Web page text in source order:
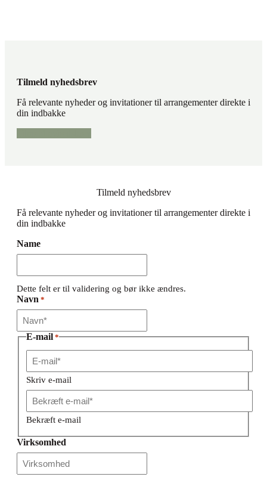
Tilmeld nyhedsbrev
Få relevante nyheder og invitationer til arrangementer direkte i
din indbakke
Tilmeld nyhedsbrev
Få relevante nyheder og invitationer til arrangementer direkte i
din indbakke
Name
Dette felt er til validering og bør ikke ændres.
Navn *
E-mail *
Skriv e-mail
Bekræft e-mail
Virksomhed